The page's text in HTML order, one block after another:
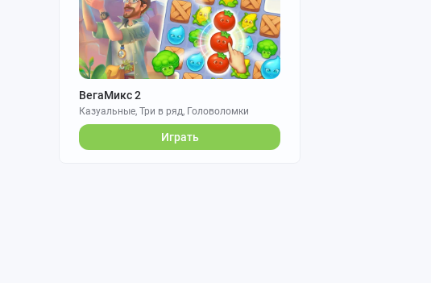
ВегаМикс 2
Казуальные, Три в ряд, Головоломки
Играть